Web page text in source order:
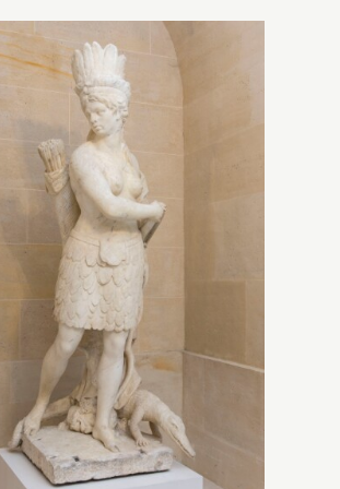
Inventaire de 1707 : « Une
statue de marbre blanc, en
pied, représentant le
Colériquesous la figure
d’un homme nud ayant le
bras gauche levé et le droit
en arrière, tenant à la main
une manière de plombeau
d’épée. Il s’apuye sur le col
d’un lyon cabré qui est
entre ses jambes. à côté
est un tronc de chesne qui
soutient la figure, avec une
manière d’écharpe qui
passe par-derrière le dos.